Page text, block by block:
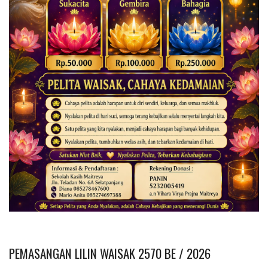
PEMASANGAN LILIN WAISAK 2570 BE / 2026